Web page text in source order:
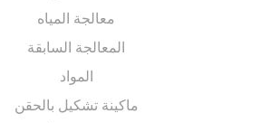
معالجة المياه
المعالجة السابقة
ماكينة تشكيل بالحقن